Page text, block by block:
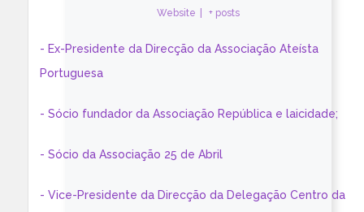
Website + posts
- Ex-Presidente da Direcção da Associação Ateísta
Portuguesa
- Sócio fundador da Associação República e laicidade;
- Sócio da Associação 25 de Abril
- Vice-Presidente da Direcção da Delegação Centro da